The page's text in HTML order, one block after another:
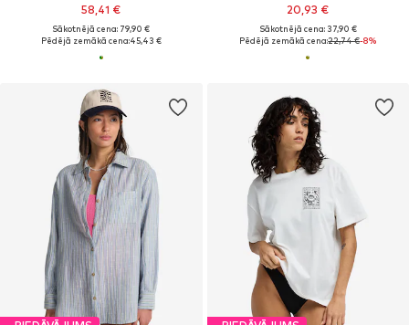
58,41 €
Sākotnējā cena: 79,90 €
Pēdējā zemākā cena:45,43 €
20,93 €
Sākotnējā cena: 37,90 €
Pēdējā zemākā cena:22,74 €-8%